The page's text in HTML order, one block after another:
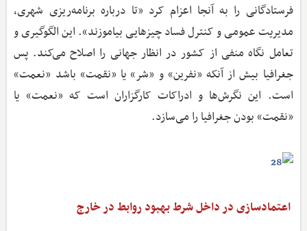
فرستادگانی را به آنجا اعزام کرد «تا درباره برنامه‌ریزی شهری،
مدیریت عمومی و کنترل فساد چیزهایی بیاموزند». این الگوگیری و
تعامل نگاه منفی از کشور در انظار جهانی را اصلاح می‌کند. پس
جغرافیا بیش از آنکه «نفرین» و «شر» یا «نقمت» باشد «نعمت»
است. این نگرش‌ها و ادراکات کارگزاران است که «نعمت» یا
«نقمت» بودن جغرافیا را می‌سازد.
اعتمادسازی در داخل شرط بهبود روابط در خارج